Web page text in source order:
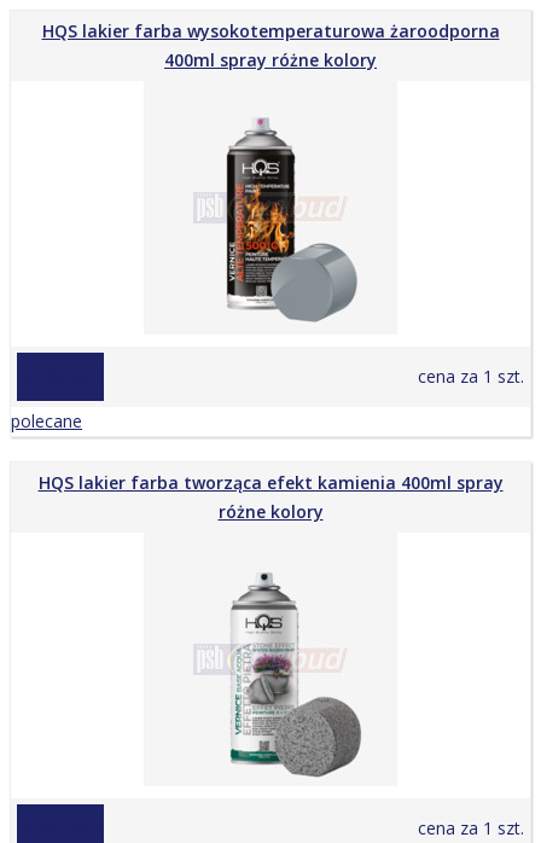
HQS lakier farba wysokotemperaturowa żaroodporna
400ml spray różne kolory
cena za 1 szt.
polecane
HQS lakier farba tworząca efekt kamienia 400ml spray
różne kolory
cena za 1 szt.